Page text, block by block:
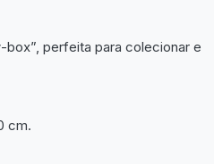
perfeita para colecionar e
cm.